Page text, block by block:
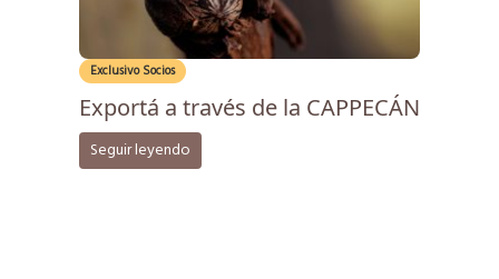
Exclusivo Socios
Exportá a través de la CAPPECÁN
Seguir leyendo